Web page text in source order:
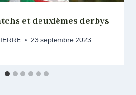
et deuxièmes derbys
23 septembre 2023